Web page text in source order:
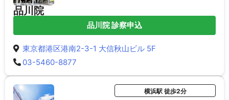
品川院
品川院 診察申込
東京都港区港南2-3-1 大信秋山ビル 5F
03-5460-8877
横浜駅 徒歩2分